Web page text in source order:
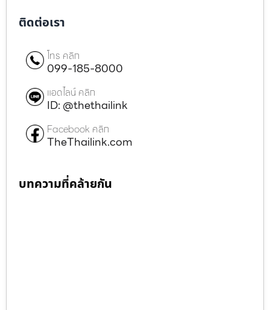
ติดต่อเรา
โทร คลิก
099-185-8000
แอดไลน์ คลิก
ID: @thethailink
Facebook คลิก
TheThailink.com
บทความที่คล้ายกัน